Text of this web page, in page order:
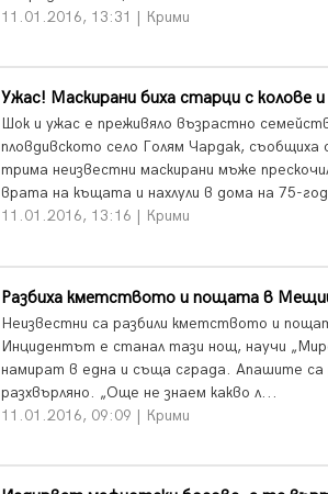
11.01.2016, 13:31 | Крими
Ужас! Маскирани биха старци с колове и
Шок и ужас е преживяло възрастно
пловдивското село Голям Чардак,
трима неизвестни маскирани мъже
врата на къщата и нахлули в дома на 75-
11.01.2016, 13:16 | Крими
Разбиха кметството и пощата в
Неизвестни са разбили кметството и
Инцидентът е станал тази нощ, научи
намират в една и съща сграда. Апашите са
разхвърляно. „Още не знаем какво л...
11.01.2016, 09:09 | Крими